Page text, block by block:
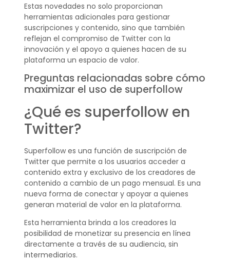
Estas novedades no solo proporcionan
herramientas adicionales para gestionar
suscripciones y contenido, sino que también
reflejan el compromiso de Twitter con la
innovación y el apoyo a quienes hacen de su
plataforma un espacio de valor.
Preguntas relacionadas sobre cómo
maximizar el uso de superfollow
¿Qué es superfollow en
Twitter?
Superfollow es una función de suscripción de
Twitter que permite a los usuarios acceder a
contenido extra y exclusivo de los creadores de
contenido a cambio de un pago mensual. Es una
nueva forma de conectar y apoyar a quienes
generan material de valor en la plataforma.
Esta herramienta brinda a los creadores la
posibilidad de monetizar su presencia en línea
directamente a través de su audiencia, sin
intermediarios.